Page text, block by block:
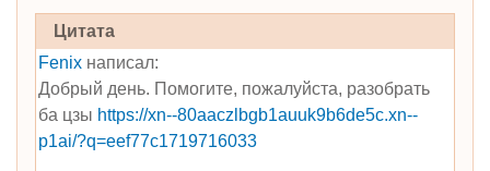
Цитата
Fenixнаписал:
Добрый день. Помогите, пожалуйста, разобрать
ба цзы https://xn--80aaczlbgb1auuk9b6de5c.xn--
p1ai/?q=eef77c1719716033